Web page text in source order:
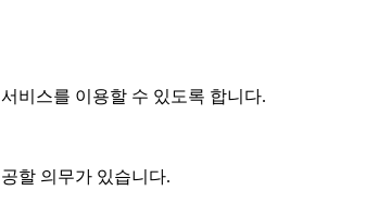
비스를 이용할 수 있도록 합니다.
할 의무가 있습니다.